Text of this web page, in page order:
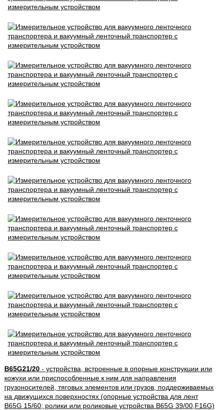
B65G21/20- устройства, встроенные в опорные конструкции или
кожухи или приспособленные к ним для направления
грузоносителей, тяговых элементов или грузов, поддерживаемых
на движущихся поверхностях (опорные устройства для лент
B65G 15/60; ролики или роликовые устройства B65G 39/00,F16G)